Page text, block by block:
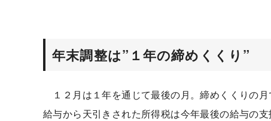
年末調整は”１年の締めくくり”
１２月は１年を通じて最後の月。締めくくりの月
給与から天引きされた所得税は今年最後の給与の